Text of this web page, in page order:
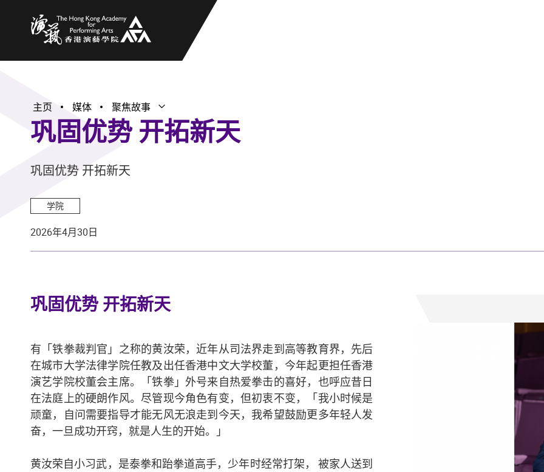
主页 媒体 聚焦故事 打开子菜单
关闭子菜单
巩固优势 开拓新天
巩固优势 开拓新天
学院
2026年4月30日
巩固优势 开拓新天
有「铁拳裁判官」之称的黄汝荣，近年从司法界走到高等教育界，先后
在城市大学法律学院任教及出任香港中文大学校董，今年起更担任香港
演艺学院校董会主席。「铁拳」外号来自热爱拳击的喜好，也呼应昔日
在法庭上的硬朗作风。尽管现今角色有变，但初衷不变，「我小时候是
顽童，自问需要指导才能无风无浪走到今天，我希望鼓励更多年轻人发
奋，一旦成功开窍，就是人生的开始。」
黄汝荣自小习武，是泰拳和跆拳道高手，少年时经常打架， 被家人送到